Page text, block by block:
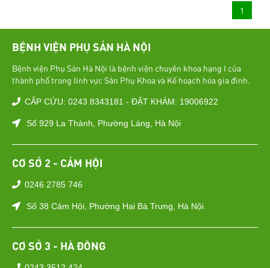
1
BỆNH VIỆN PHỤ SẢN HÀ NỘI
Bệnh viện Phụ Sản Hà Nội là bệnh viện chuyên khoa hạng I của
thành phố trong lĩnh vực Sản Phụ Khoa và Kế hoạch hóa gia đình.
CẤP CỨU: 0243 8343181 - ĐẶT KHÁM: 19006922
Số 929 La Thành, Phường Láng, Hà Nội
CƠ SỞ 2 - CẢM HỘI
0246 2785 746
Số 38 Cảm Hội, Phường Hai Bà Trưng, Hà Nội
CƠ SỞ 3 - HÀ ĐÔNG